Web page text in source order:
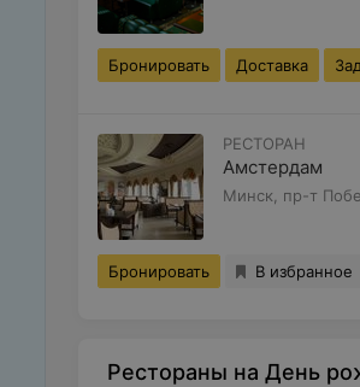
Бронировать Доставка
РЕСТОРАН
Амстердам
Минск, пр-т
Бронировать В избранное
Рестораны на День